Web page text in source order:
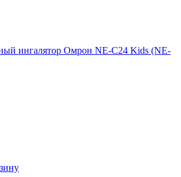
ингалятор Омрон NE-C24 Kids (NE-